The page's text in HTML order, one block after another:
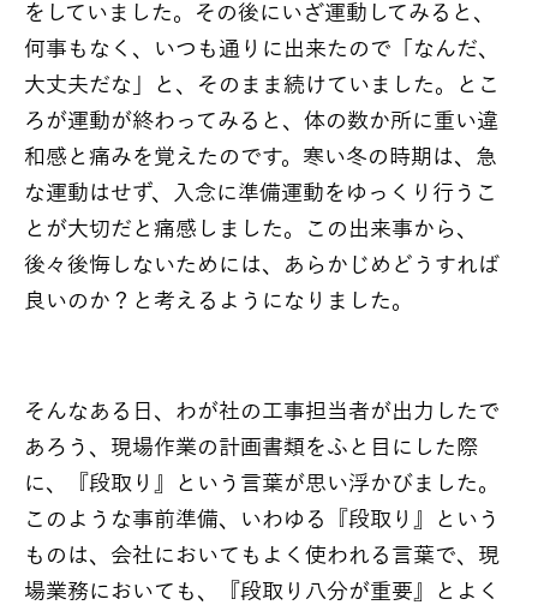
をしていました。その後にいざ運動してみると、
何事もなく、いつも通りに出来たので「なんだ、
大丈夫だな」と、そのまま続けていました。とこ
ろが運動が終わってみると、体の数か所に重い違
和感と痛みを覚えたのです。寒い冬の時期は、急
な運動はせず、入念に準備運動をゆっくり行うこ
とが大切だと痛感しました。この出来事から、
後々後悔しないためには、あらかじめどうすれば
良いのか？と考えるようになりました。
そんなある日、わが社の工事担当者が出力したで
あろう、現場作業の計画書類をふと目にした際
に、『段取り』という言葉が思い浮かびました。
このような事前準備、いわゆる『段取り』という
ものは、会社においてもよく使われる言葉で、現
場業務においても、『段取り八分が重要』とよく